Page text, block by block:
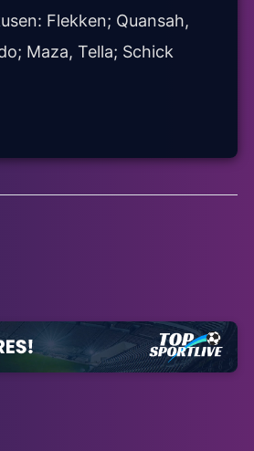
Flekken; Quansah,
Maza, Tella; Schick